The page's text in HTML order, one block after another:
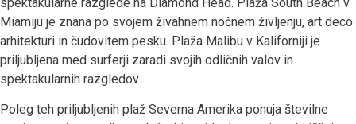
Miamiju je znana po svojem živahnem nočnem življenju, art deco
arhitekturi in čudovitem pesku. Plaža Malibu v Kaliforniji je
priljubljena med surferji zaradi svojih odličnih valov in
spektakularnih razgledov.
Poleg teh priljubljenih plaž Severna Amerika ponuja številne